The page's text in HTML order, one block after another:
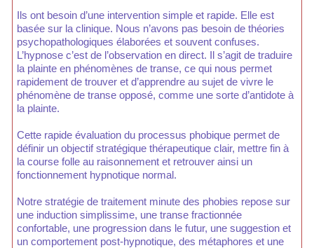
Ils ont besoin d’une intervention simple et rapide. Elle est
basée sur la clinique. Nous n’avons pas besoin de théories
psychopathologiques élaborées et souvent confuses.
L’hypnose c’est de l’observation en direct. Il s’agit de traduire
la plainte en phénomènes de transe, ce qui nous permet
rapidement de trouver et d’apprendre au sujet de vivre le
phénomène de transe opposé, comme une sorte d’antidote à
la plainte.
Cette rapide évaluation du processus phobique permet de
définir un objectif stratégique thérapeutique clair, mettre fin à
la course folle au raisonnement et retrouver ainsi un
fonctionnement hypnotique normal.
Notre stratégie de traitement minute des phobies repose sur
une induction simplissime, une transe fractionnée
confortable, une progression dans le futur, une suggestion et
un comportement post-hypnotique, des métaphores et une